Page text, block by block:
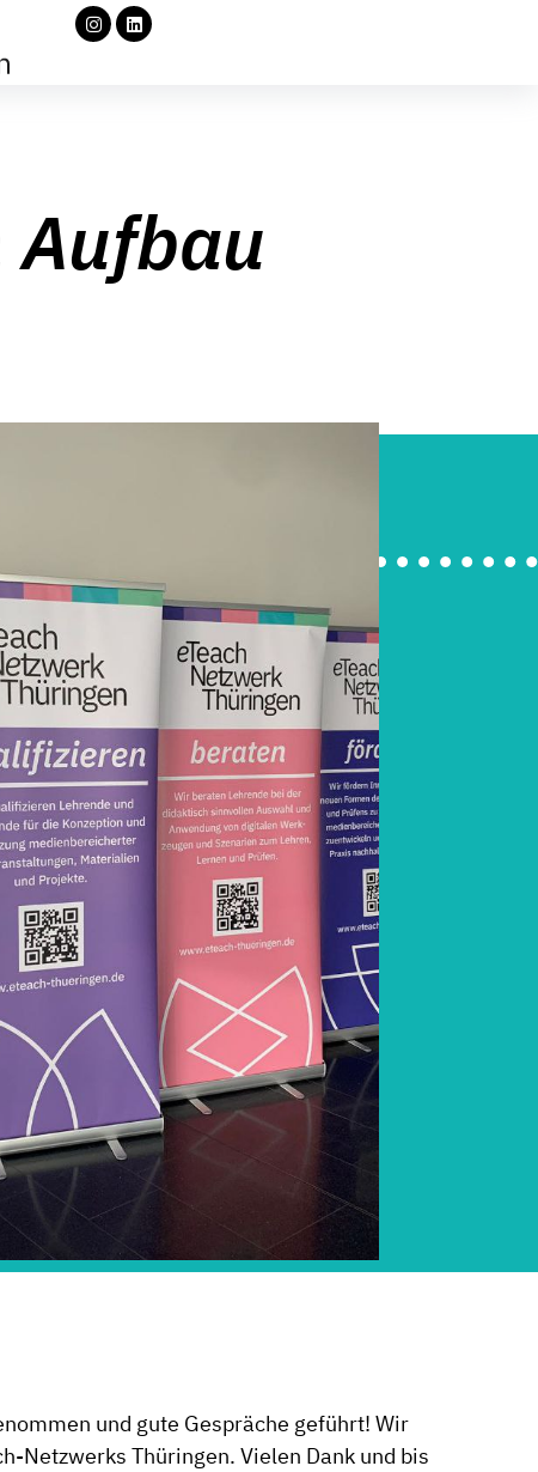
und gute Gespräche geführt! Wir
Netzwerks Thüringen. Vielen Dank und bis